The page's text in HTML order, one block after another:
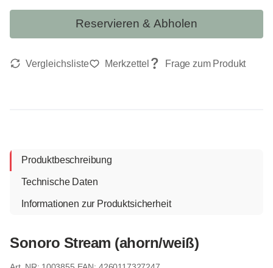
Reservieren & Abholen
Produktbeschreibung
Technische Daten
Informationen zur Produktsicherheit
Sonoro Stream (ahorn/weiß)